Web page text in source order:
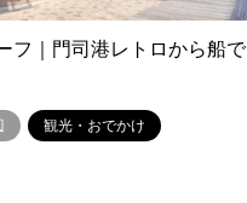
フ｜門司港レトロから船で
観光・おでかけ